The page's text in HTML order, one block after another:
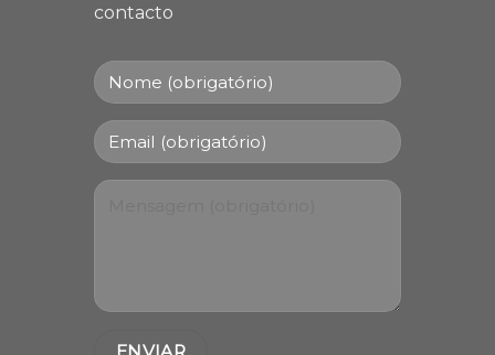
contacto